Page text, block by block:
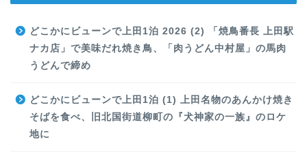
どこかにビューンで上田1泊 2026 (2) 「焼鳥番長 上田駅
ナカ店」で美味だれ焼き鳥、「肉うどん中村屋」の馬肉
うどんで締め
どこかにビューンで上田1泊 (1) 上田名物のあんかけ焼き
そばを食べ、旧北国街道柳町の『犬神家の一族』のロケ
地に